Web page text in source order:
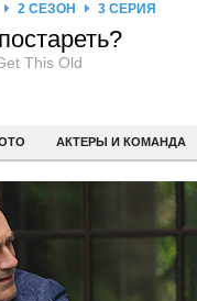
2 СЕЗОН 3 СЕРИЯ
This Old
АКТЕРЫ И КОМАНДА